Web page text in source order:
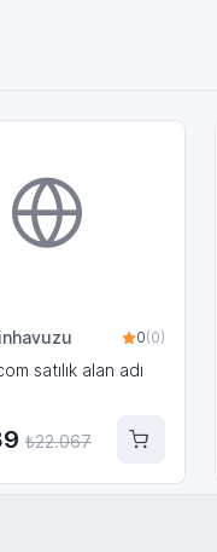
0(0)
satılık alan adı
₺22.067